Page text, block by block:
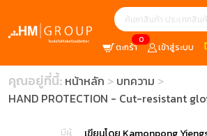
0
ตะกร้า เข้าสู่ระบบ
คุณอยู่ที่นี้: หน้าหลัก
บทความ
HAND PROTECTION - Cut-resistant
มีผู้